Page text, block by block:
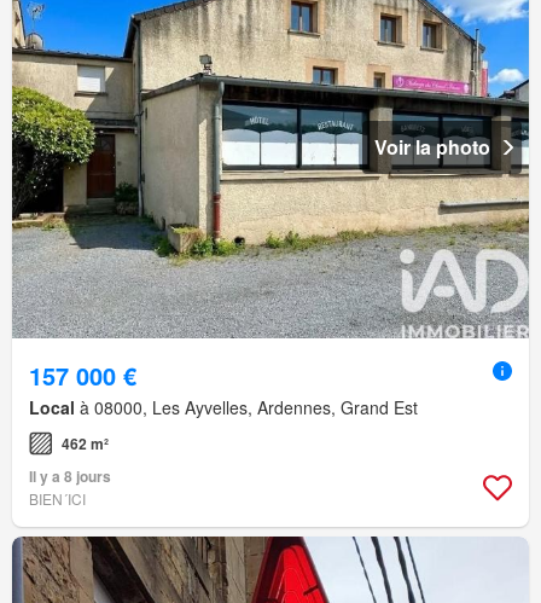
Voir la photo
157 000 €
Local à 08000, Les Ayvelles, Ardennes, Grand Est
462 m²
Il y a 8 jours
BIEN´ICI